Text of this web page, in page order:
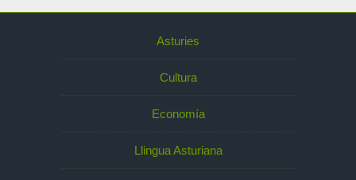
Asturies
Cultura
Economía
Llingua Asturiana